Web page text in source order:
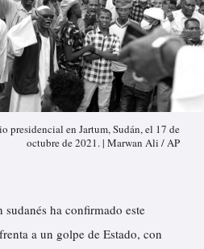
presidencial en Jartum, Sudán, el 17 de
octubre de 2021. | Marwan Ali / AP
ha confirmado este
a un golpe de Estado, con